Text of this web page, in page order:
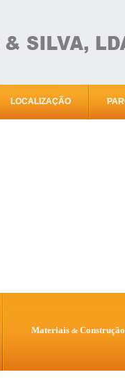
LOCALIZAÇÃO
Materiais deConstrução